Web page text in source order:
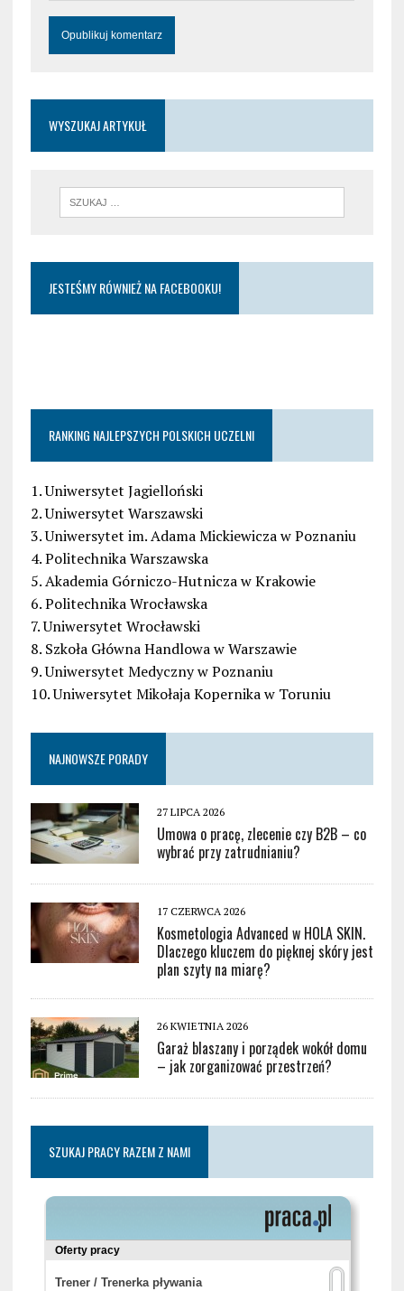
WYSZUKAJ ARTYKUŁ
JESTEŚMY RÓWNIEŻ NA FACEBOOKU!
RANKING NAJLEPSZYCH POLSKICH UCZELNI
1. Uniwersytet Jagielloński
2. Uniwersytet Warszawski
3. Uniwersytet im. Adama Mickiewicza w Poznaniu
4. Politechnika Warszawska
5. Akademia Górniczo-Hutnicza w Krakowie
6. Politechnika Wrocławska
7. Uniwersytet Wrocławski
8. Szkoła Główna Handlowa w Warszawie
9. Uniwersytet Medyczny w Poznaniu
10. Uniwersytet Mikołaja Kopernika w Toruniu
NAJNOWSZE PORADY
27 LIPCA 2026
Umowa o pracę, zlecenie czy B2B – co
wybrać przy zatrudnianiu?
17 CZERWCA 2026
Kosmetologia Advanced w HOLA SKIN.
Dlaczego kluczem do pięknej skóry jest
plan szyty na miarę?
26 KWIETNIA 2026
Garaż blaszany i porządek wokół domu
– jak zorganizować przestrzeń?
SZUKAJ PRACY RAZEM Z NAMI